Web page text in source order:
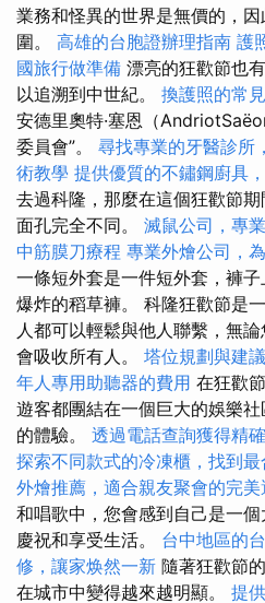
業務和怪異的世界是無價的，
圍。 高雄的台胞證辦理指南 護
國旅行做準備 漂亮的狂歡節也
以追溯到中世紀。 換護照的常
安德里奧特·塞恩（
委員會”。 尋找專業的牙醫診所
術教學 提供優質的不鏽鋼廚具
去過科隆，那麼在這個狂歡節
面孔完全不同。 滅鼠公司，專
中筋膜刀療程 專業外燴公司，
一條短外套是一件短外套，褲
爆炸的稻草褲。 科隆狂歡節是
人都可以輕鬆與他人聯繫，無
會吸收所有人。 塔位規劃與建議
年人專用助聽器的費用 在狂歡
遊客都團結在一個巨大的娛樂
的體驗。 透過電話查詢獲得精
探索不同款式的冷凍櫃，找到
外燴推薦，適合親友聚會的完美
和唱歌中，您會感到自己是一
慶祝和享受生活。 台中地區的
修，讓家焕然一新 隨著狂歡節
在城市中變得越來越明顯。 提